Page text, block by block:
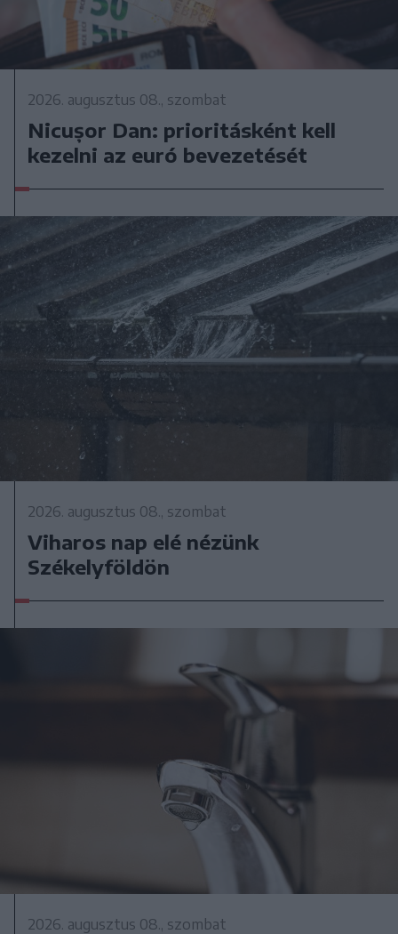
2026. augusztus 08., szombat
Nicușor Dan: prioritásként kell
kezelni az euró bevezetését
2026. augusztus 08., szombat
Viharos nap elé nézünk
Székelyföldön
2026. augusztus 08., szombat